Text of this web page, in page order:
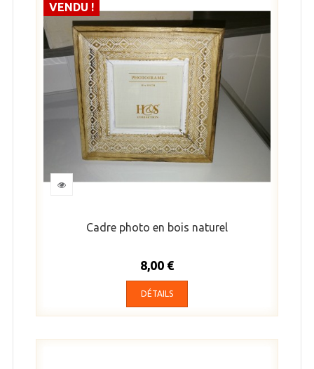
VENDU !
Cadre photo en bois naturel
8,00 €
DÉTAILS